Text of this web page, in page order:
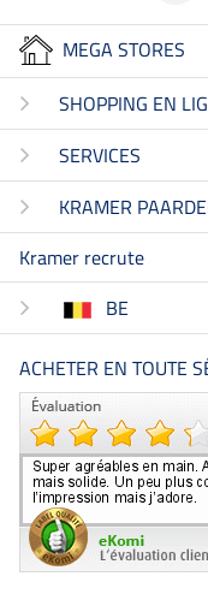
MEGA STORES
SHOPPING EN
SERVICES
KRAMER
Kramer recrute
BE
ACHETER EN TOUTE